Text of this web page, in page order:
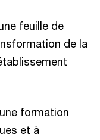
feuille de
de la
formation
et à